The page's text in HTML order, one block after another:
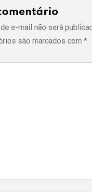
e-mail não será
são marcados com *